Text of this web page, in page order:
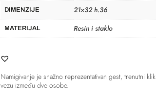
DIMENZIJE 21×32 h.36
MATERIJAL Resin i staklo
Namigivanje je snažno reprezentativan gest, trenutni
vezu između dve osobe.